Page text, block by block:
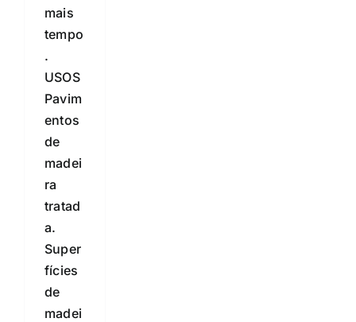
mais
tempo
.
USOS
Pavim
entos
de
madei
ra
tratad
a.
Super
fícies
de
madei